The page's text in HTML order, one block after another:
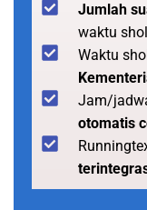
Jumlah
waktu
Waktu
Jam/
otomatis